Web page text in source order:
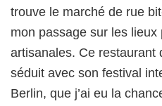
trouve le marché de rue
mon passage sur les
artisanales. Ce restaurant
séduit avec son festival
Berlin, que j’ai eu la